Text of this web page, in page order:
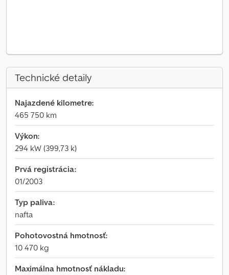
Technické detaily
Najazdené kilometre:
465 750 km
Výkon:
294 kW (399,73 k)
Prvá registrácia:
01/2003
Typ paliva:
nafta
Pohotovostná hmotnosť:
10 470 kg
Maximálna hmotnosť nákladu: